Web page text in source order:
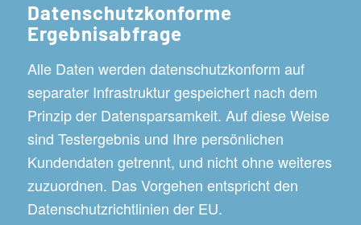
Datenschutzkonforme
Ergebnisabfrage
Alle Daten werden datenschutzkonform auf
separater Infrastruktur gespeichert nach dem
Prinzip der Datensparsamkeit. Auf diese Weise
sind Testergebnis und Ihre persönlichen
Kundendaten getrennt, und nicht ohne weiteres
zuzuordnen. Das Vorgehen entspricht den
Datenschutzrichtlinien der EU.